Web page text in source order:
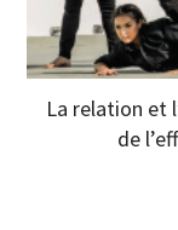
La relation et
de